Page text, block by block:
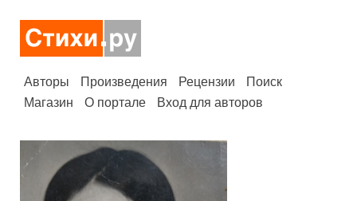
Авторы Произведения Рецензии
Поиск
Магазин
О портале Вход для авторов